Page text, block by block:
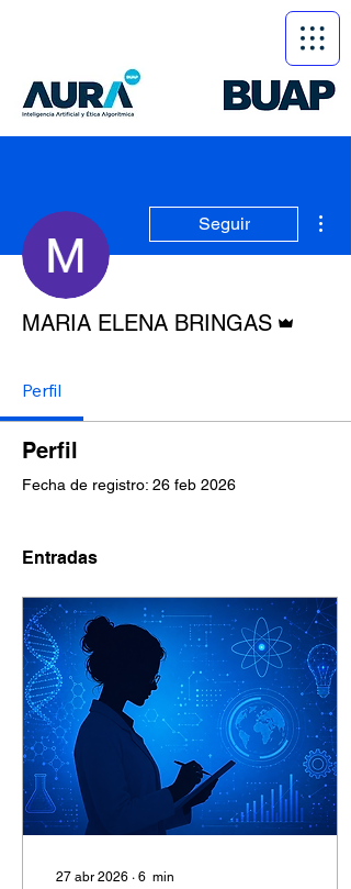
Seguir
MARIA ELENA BRINGAS
Perfil
Perfil
Fecha de registro: 26 feb 2026
Entradas
27 abr 2026 ∙ 6 min